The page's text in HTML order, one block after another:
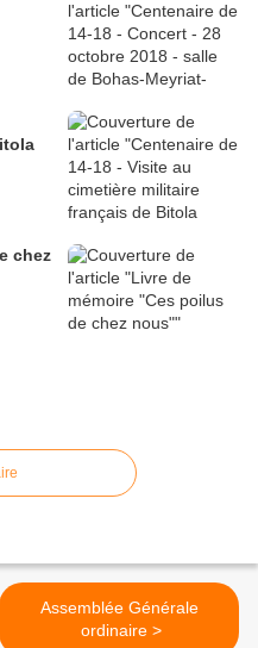
chez
Assemblée Générale
ordinaire >